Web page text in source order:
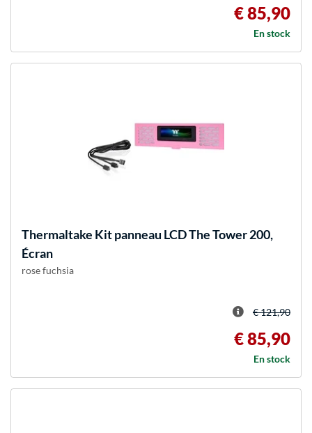
€ 85,90
En stock
Thermaltake Kit panneau LCD The Tower 200,
Écran
rose fuchsia
€ 121,90
€ 85,90
En stock